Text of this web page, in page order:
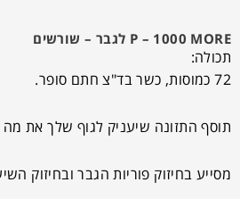
P – 1000 MORE לגבר – שורשים
תכולה:
72 כמוסות, כשר בד"צ חתם סופר.
תוסף התזונה שיעניק לגוף שלך את
מסייע בחיזוק פוריות הגבר ובחיזוק